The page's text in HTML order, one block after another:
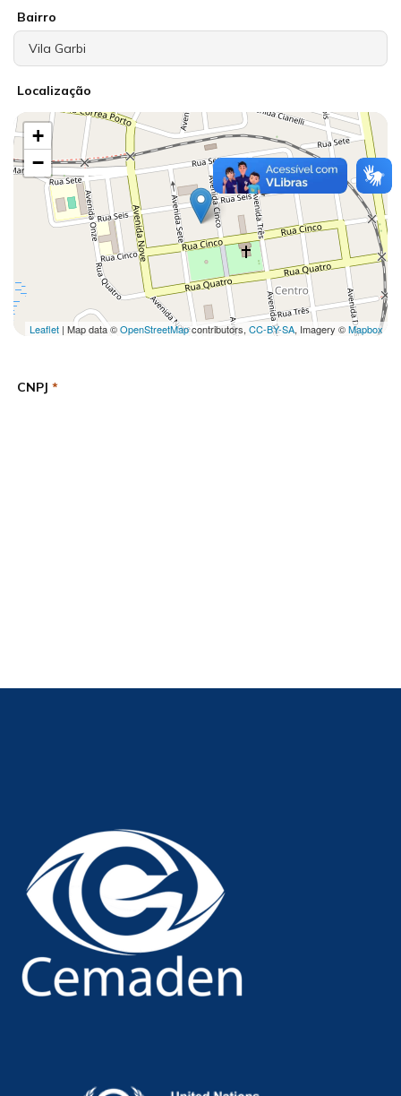
Bairro
Localização
+
−
Leaflet| Map data ©OpenStreetMapcontributors, CC-BY-SA, Imagery ©Mapbox
CNPJ *